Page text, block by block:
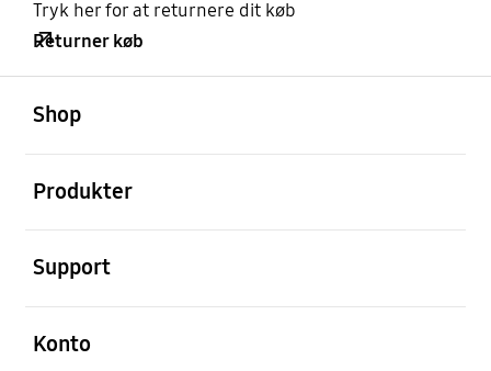
Tryk her for at returnere dit køb
Returner køb
Shop
Produkter
Support
Konto